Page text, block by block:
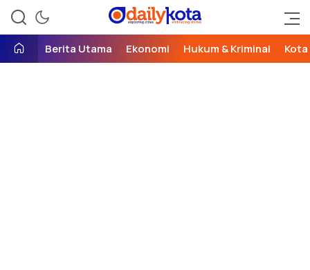
Daily Kota
exploring cities, embracing
Berita Utama Ekonomi Hukum & Kriminal Kota